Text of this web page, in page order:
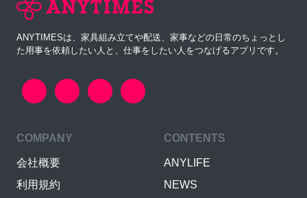
ANYTIMESは、家具組み立てや配送、家事などの日常のちょっとし
た用事を依頼したい人と、仕事をしたい人をつなげるアプリです。
COMPANY
会社概要
利用規約
CONTENTS
ANYLIFE
NEWS